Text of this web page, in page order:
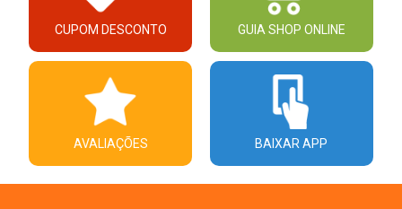
CUPOM DESCONTO GUIA SHOP ONLINE
AVALIAÇÕES BAIXAR APP